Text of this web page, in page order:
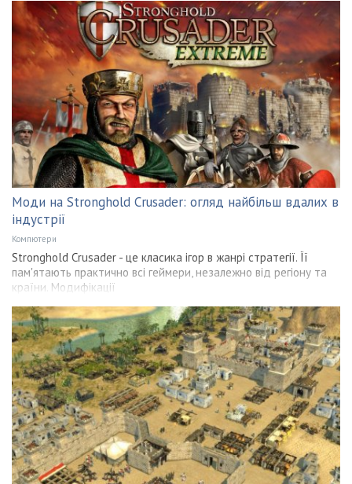
Моди на Stronghold Crusader: огляд найбільш вдалих в
індустрії
Компютери
Stronghold Crusader - це класика ігор в жанрі стратегії. Її
пам'ятають практично всі геймери, незалежно від регіону та
країни. Модифікації